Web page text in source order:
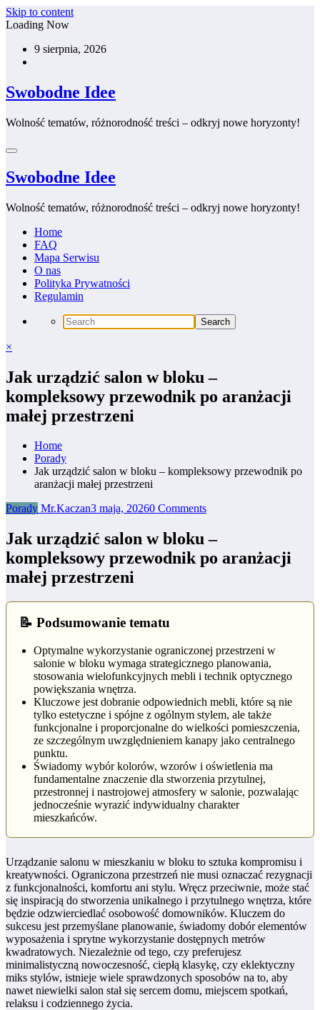
Skip to content
Loading Now
9 sierpnia, 2026
Swobodne Idee
Wolność tematów, różnorodność treści – odkryj nowe horyzonty!
Swobodne Idee
Wolność tematów, różnorodność treści – odkryj nowe horyzonty!
Home
FAQ
Mapa Serwisu
O nas
Polityka Prywatności
Regulamin
×
Jak urządzić salon w bloku –
kompleksowy przewodnik po aranżacji
małej przestrzeni
Home
Porady
Jak urządzić salon w bloku – kompleksowy przewodnik po
aranżacji małej przestrzeni
Porady Mr.Kaczan3 maja, 20260 Comments
Jak urządzić salon w bloku –
kompleksowy przewodnik po aranżacji
małej przestrzeni
📝 Podsumowanie tematu
Optymalne wykorzystanie ograniczonej przestrzeni w
salonie w bloku wymaga strategicznego planowania,
stosowania wielofunkcyjnych mebli i technik optycznego
powiększania wnętrza.
Kluczowe jest dobranie odpowiednich mebli, które są nie
tylko estetyczne i spójne z ogólnym stylem, ale także
funkcjonalne i proporcjonalne do wielkości pomieszczenia,
ze szczególnym uwzględnieniem kanapy jako centralnego
punktu.
Świadomy wybór kolorów, wzorów i oświetlenia ma
fundamentalne znaczenie dla stworzenia przytulnej,
przestronnej i nastrojowej atmosfery w salonie, pozwalając
jednocześnie wyrazić indywidualny charakter
mieszkańców.
Urządzanie salonu w mieszkaniu w bloku to sztuka kompromisu i
kreatywności. Ograniczona przestrzeń nie musi oznaczać rezygnacji
z funkcjonalności, komfortu ani stylu. Wręcz przeciwnie, może stać
się inspiracją do stworzenia unikalnego i przytulnego wnętrza, które
będzie odzwierciedlać osobowość domowników. Kluczem do
sukcesu jest przemyślane planowanie, świadomy dobór elementów
wyposażenia i sprytne wykorzystanie dostępnych metrów
kwadratowych. Niezależnie od tego, czy preferujesz
minimalistyczną nowoczesność, ciepłą klasykę, czy eklektyczny
miks stylów, istnieje wiele sprawdzonych sposobów na to, aby
nawet niewielki salon stał się sercem domu, miejscem spotkań,
relaksu i codziennego życia.